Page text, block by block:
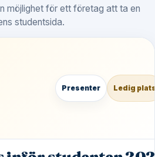
möjlighet för ett företag att ta en
studentsida.
Presenter Ledig